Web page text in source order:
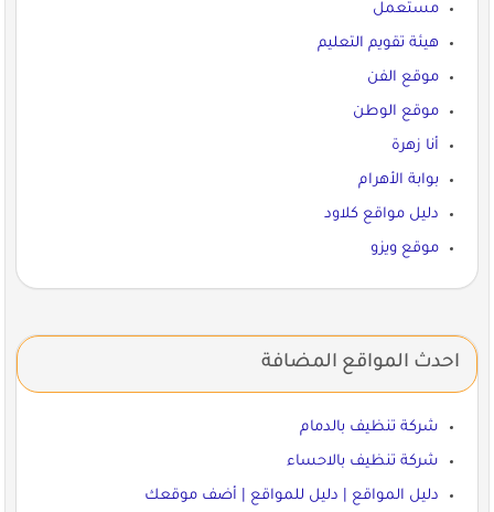
مستعمل
هيئة تقويم التعليم
موقع الفن
موقع الوطن
أنا زهرة
بوابة الأهرام
دليل مواقع كلاود
موقع ويزو
احدث المواقع المضافة
شركة تنظيف بالدمام
شركة تنظيف بالاحساء
دليل المواقع | دليل للمواقع | أضف موقعك